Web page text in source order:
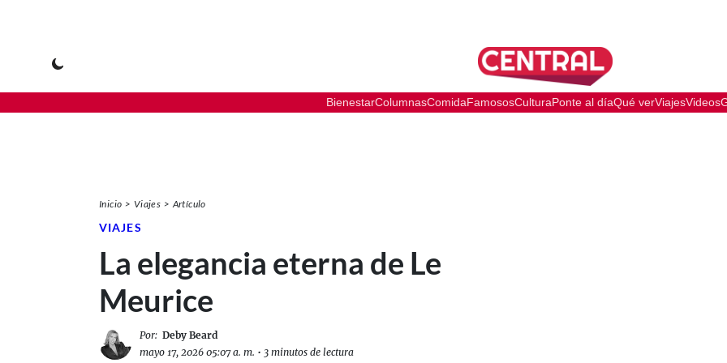
BienestarColumnasComidaFamososCulturaPonte al díaQué verViajesVideos
Inicio Viajes Artículo
VIAJES
La elegancia eterna de Le
Meurice
Por: Deby Beard
mayo 17, 2026 05:07 a. m. • 3 minutos de lectura